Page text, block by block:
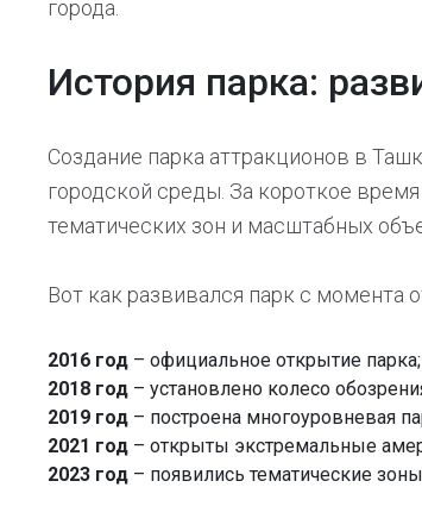
города.
История парка:
Создание парка аттракционов в
городской среды. За короткое
тематических зон и масштабных
Вот как развивался парк с момента
2016 год – официальное открытие парка;
2018 год – установлено колесо
2019 год – построена многоуровневая
2021 год – открыты экстремальные
2023 год – появились тематические